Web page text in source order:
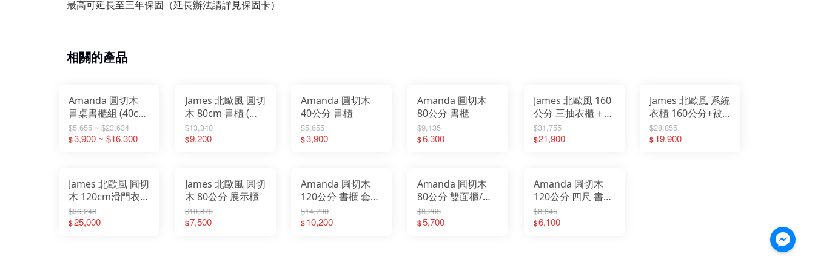
最高可延長至三年保固（延長辦法請詳見保固卡）
相關的產品
Amanda 圓切木
書桌書櫃組 (40cm
書櫃+80cm書櫃
+四尺書桌)
$5,655 ~ $23,634
$3,900 ~ $16,300
James 北歐風 圓切
木 80cm 書櫃 (書
桌) (含椅)
$13,340
$9,200
Amanda 圓切木
40公分 書櫃
$5,655
$3,900
Amanda 圓切木
80公分 書櫃
$9,135
$6,300
James 北歐風 160
公分 三抽衣櫃＋書
桌＋被櫥櫃
$31,755
$21,900
James 北歐風 系統
衣櫃 160公分+被
櫃 (雙吊衣櫃+書桌
+被櫥櫃)
$28,855
$19,900
James 北歐風 圓切
木 120cm滑門衣櫃
＋80cm書櫃(書桌)
＋被櫥櫃
$36,248
$25,000
James 北歐風 圓切
木 80公分 展示櫃
$10,875
$7,500
Amanda 圓切木
120公分 書櫃 套組
(40公分+80公分)
$14,790
$10,200
Amanda 圓切木
80公分 雙面櫃/書
櫃/收納櫃
$8,265
$5,700
Amanda 圓切木
120公分 四尺 書桌
附USB插座
$8,845
$6,100